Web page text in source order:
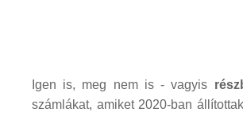
Igen is, meg nem is - vagyis
számlákat, amiket 2020-ban